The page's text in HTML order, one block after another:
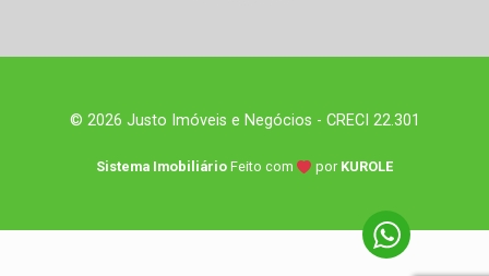
© 2026 Justo Imóveis e Negócios - CRECI 22.301
Sistema Imobiliário Feito com por KUROLE